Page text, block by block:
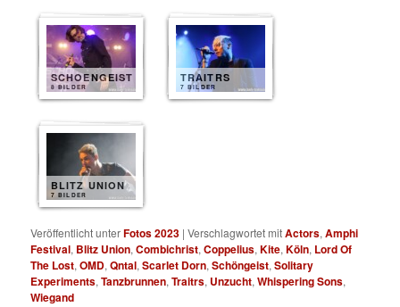
SCHOENGEIST
8 BILDER
TRAITRS
7 BILDER
BLITZ UNION
7 BILDER
Veröffentlicht unterFotos 2023 |Verschlagwortet mitActors,Amphi
Festival, Blitz Union,Combichrist,Coppelius,Kite,Köln, Lord Of
The Lost,OMD,Qntal,Scarlet Dorn,Schöngeist,Solitary
Experiments,Tanzbrunnen,Traitrs, Unzucht,Whispering Sons,
Wiegand